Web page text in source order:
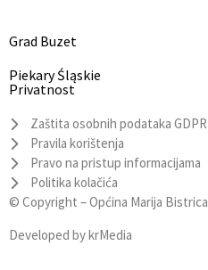
Grad Buzet
Piekary Śląskie
Privatnost
Zaštita osobnih podataka GDPR
Pravila korištenja
Pravo na pristup informacijama
Politika kolačića
© Copyright –Općina Marija Bistrica
Developed bykrMedia